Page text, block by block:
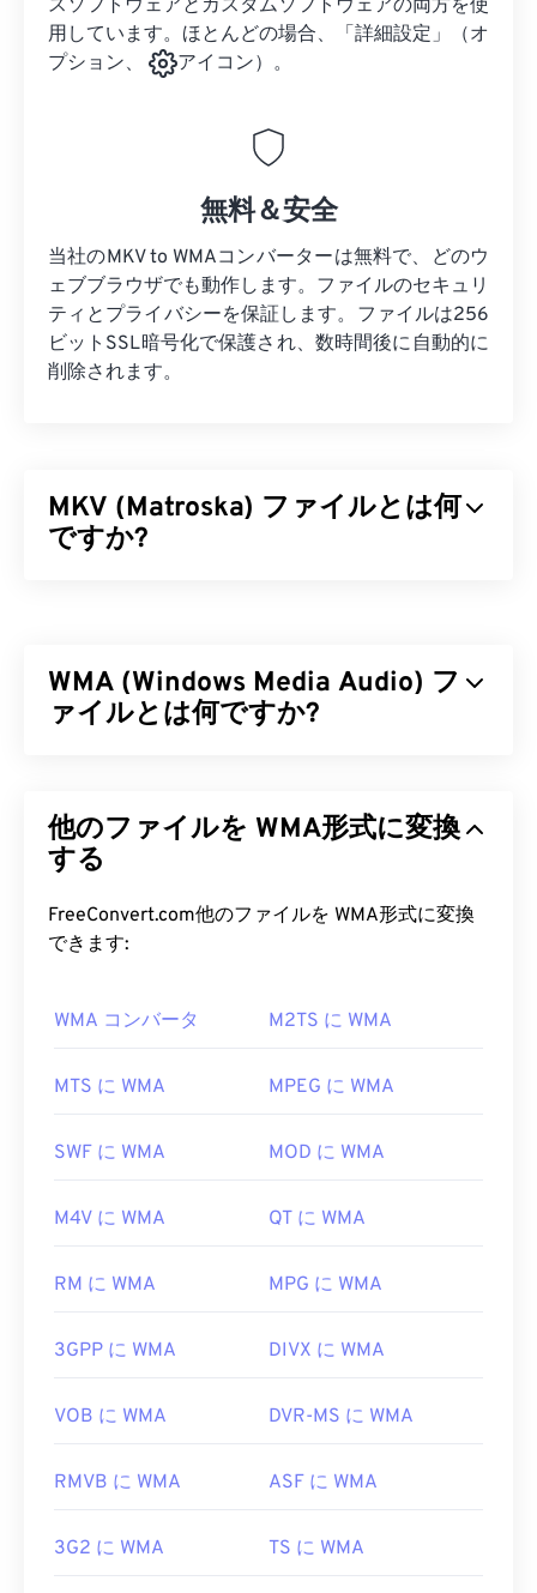
スソフトウェアとカスタムソフトウェアの両方を使
用しています。ほとんどの場合、「詳細設定」（オ
プション、
アイコン）。
無料＆安全
当社のMKV to WMAコンバーターは無料で、どのウ
ェブブラウザでも動作します。ファイルのセキュリ
ティとプライバシーを保証します。ファイルは256
ビットSSL暗号化で保護され、数時間後に自動的に
削除されます。
MKV (Matroska) ファイルとは何
ですか?
ナ規格です。オープンソースであるため、ユーザー
はオープンソースソフトウェアを使用してカスタマ
名な工芸品です。
MKV ファイルを開くにはどうすれ
ばいいですか?
ーヤーは、すべてのオペレーティングシステムとプ
標準ではないため、他のメディアプレーヤーではサ
コーデックを使用しないため、ファイルサイズがか
したメディアプレーヤーと互換性のある適切なコー
めには、 Ninite
などの信頼できるサイトから
ンロードしてください。
初回リリース:2002年
WMA (Windows Media Audio) フ
ァイルとは何ですか?
ル形式を開発しました。WMAはオーディオコーデ
ックであると同時にオーディオ形式でもあります。
、WMA Lossless、WMA Voiceといったいくつか
のバージョンがアップデートされています。WMA
ればいいですか?
Windows Media PlayerはWindows Media
ポーネントとしてWMAファイルをサポートしてお
のプログラムとして使用されます。しかし、比較的
ラムもこのファイル形式をサポートしています。
く使用されます。
には、VLCメディアプレーヤーやUltraMixer
、 Google Android
Windows Phone/Windows 10
向けのバージョンがそれぞれ用意されている
他のファイルを WMA形式に変換
する
FreeConvert.com他のファイルを WMA形式に変換
できます:
WMA コンバータ M2TS に WMA
MTS に WMA MPEG に WMA
SWF に WMA MOD に WMA
M4V に WMA QT に WMA
RM に WMA MPG に WMA
3GPP に WMA DIVX に WMA
VOB に WMA DVR-MS に WMA
RMVB に WMA ASF に WMA
3G2 に WMA TS に WMA